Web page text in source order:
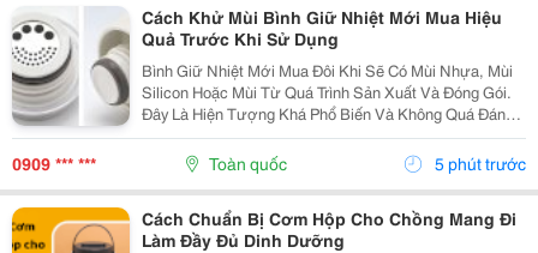
Cách Khử Mùi Bình Giữ Nhiệt Mới Mua Hiệu
Quả Trước Khi Sử Dụng
Bình Giữ Nhiệt Mới Mua Đôi Khi Sẽ Có Mùi Nhựa, Mùi
Silicon Hoặc Mùi Từ Quá Trình Sản Xuất Và Đóng Gói.
Đây Là Hiện Tượng Khá Phổ Biến Và Không Quá Đáng
Lo Ngại Nếu Được Vệ Sinh Đúng Cách. Hãy Cùng Tìm
Hiểu Cách Khử Mùi Bình Giữ Nhiệt Mới Mua Đơn...
0909 *** *** Toàn quốc 5 phút trước
Cách Chuẩn Bị Cơm Hộp Cho Chồng Mang Đi
Làm Đầy Đủ Dinh Dưỡng